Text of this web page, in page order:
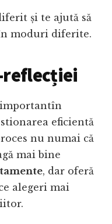
și te ajută să
moduri diferite.
eficientă
nu numai că
mai bine
, dar oferă
alegeri mai